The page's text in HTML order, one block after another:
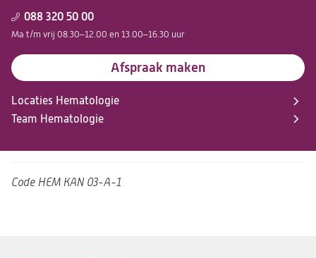
088 320 50 00
Ma t/m vrij 08.30–12.00 en 13.00–16.30 uur
Afspraak maken
Locaties Hematologie
Team Hematologie
Code HEM KAN 03-A-1